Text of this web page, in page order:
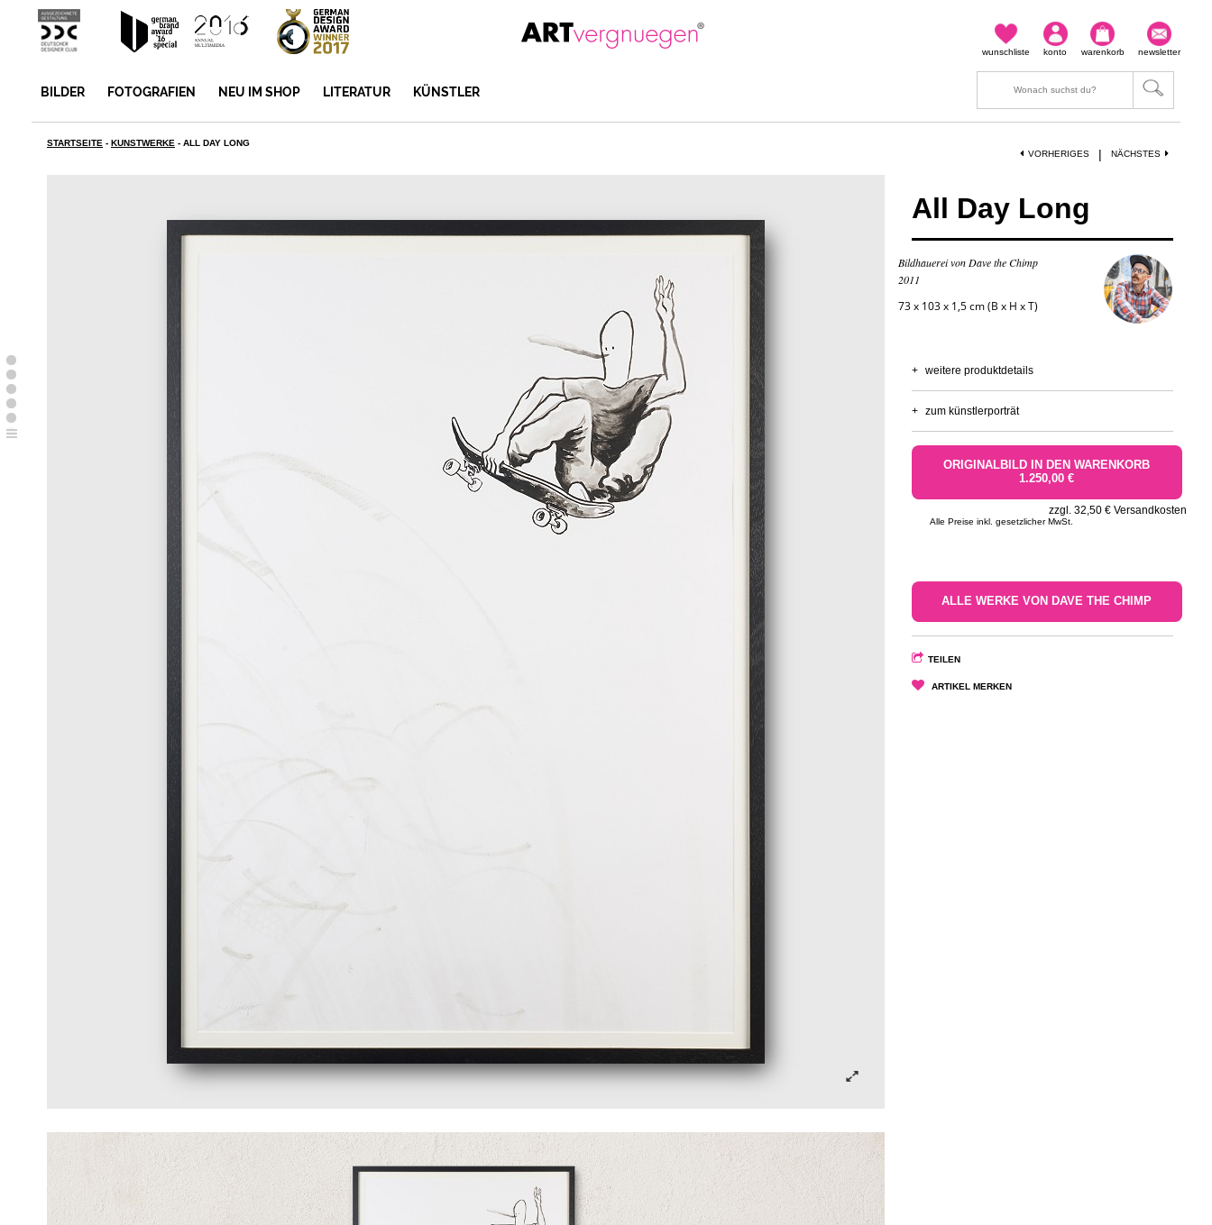
newsletter
warenkorb
konto
wunschliste
BILDER FOTOGRAFIEN NEU IM SHOP LITERATUR KÜNSTLER
STARTSEITE - KUNSTWERKE - ALL DAY LONG
NÄCHSTES
|
VORHERIGES
All Day Long
Bildhauerei von Dave the Chimp
2011
73 x 103 x 1,5 cm (B x H x T)
+ weitere produktdetails
+ zum künstlerporträt
ORIGINALBILD IN DEN WARENKORB
1.250,00 €
zzgl. 32,50 € Versandkosten
Alle Preise inkl. gesetzlicher MwSt.
ALLE WERKE VON DAVE THE CHIMP
TEILEN
ARTIKEL MERKEN